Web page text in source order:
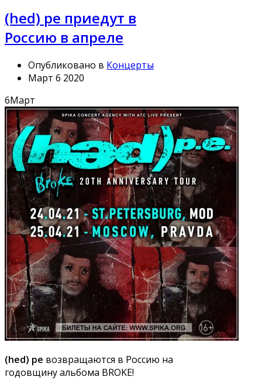
(hed) pe приедут в
Россию в апреле
Опубликовано в Концерты
Март 6 2020
6Март
(hed) pe возвращаются в Россию на
годовщину альбома BROKE!